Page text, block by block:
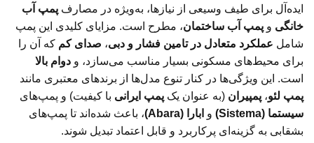
ایده‌آل برای طیف وسیعی از نیازها، به‌ویژه در مصارف پمپ آب
خانگی و پمپ آب ساختمان، مطرح است. مزایای کلیدی این پمپ
شامل عملکرد متعادل در تامین فشار و دبی، صدای کم که آن را
برای محیط‌های مسکونی بسیار مناسب می‌سازد، و دوام بالا
است. این ویژگی‌ها در کنار تنوع مدل‌ها از برندهای معتبری مانند
پمپ لئو، پمپیران (به عنوان یک پمپ ایرانی با کیفیت) و پمپ‌های
سیستما (Sistema)
و ابارا (Abara)
، باعث شده‌اند تا پمپ‌های
بشقابی به گزینه‌ای پرکاربرد و قابل اعتماد تبدیل شوند.